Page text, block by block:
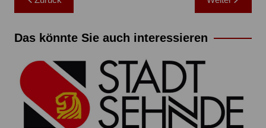
Das könnte Sie auch interessieren